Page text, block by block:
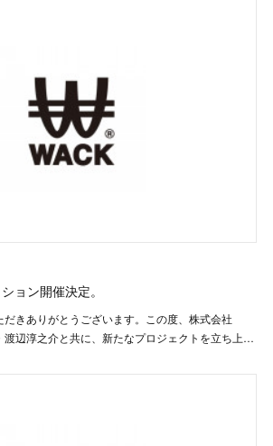
ョン開催決定。
だきありがとうございます。この度、株式会社
渡辺淳之介と共に、新たなプロジェクトを立ち上…